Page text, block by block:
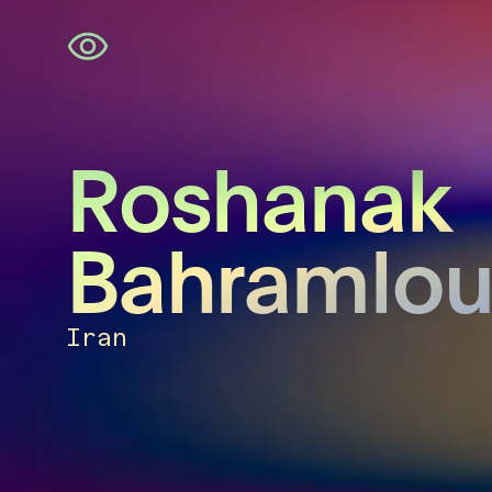
Navigatie
overslaan
Roshanak
Iran